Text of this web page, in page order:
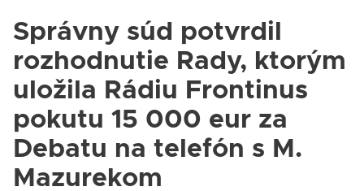
Správny súd potvrdil
rozhodnutie Rady, ktorým
uložila Rádiu Frontinus
pokutu 15 000 eur za
Debatu na telefón s M.
Mazurekom